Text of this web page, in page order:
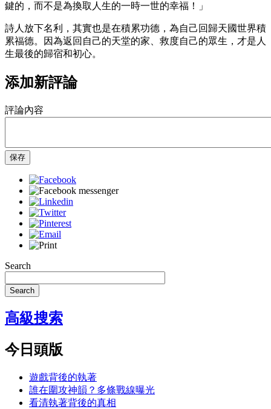
鍵的，而不是為換取人生的一時一世的幸福！」
詩人放下名利，其實也是在積累功德，為自己回歸天國世界積
累福德。因為返回自己的天堂的家、救度自己的眾生，才是人
生最後的歸宿和初心。
添加新評論
評論內容
保存
Search
Search
高級搜索
今日頭版
遊戲背後的執著
誰在圍攻神韻？多條戰線曝光
看清執著背後的真相